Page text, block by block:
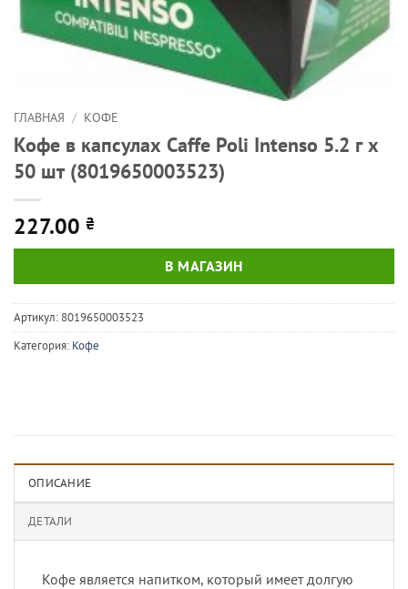
ГЛАВНАЯ / КОФЕ
Кофе в капсулах Caffe Poli Intenso 5.2 г х
50 шт (8019650003523)
227.00 ₴
В МАГАЗИН
Артикул: 8019650003523
Категория: Кофе
ОПИСАНИЕ
ДЕТАЛИ
Кофе является напитком, который имеет долгую